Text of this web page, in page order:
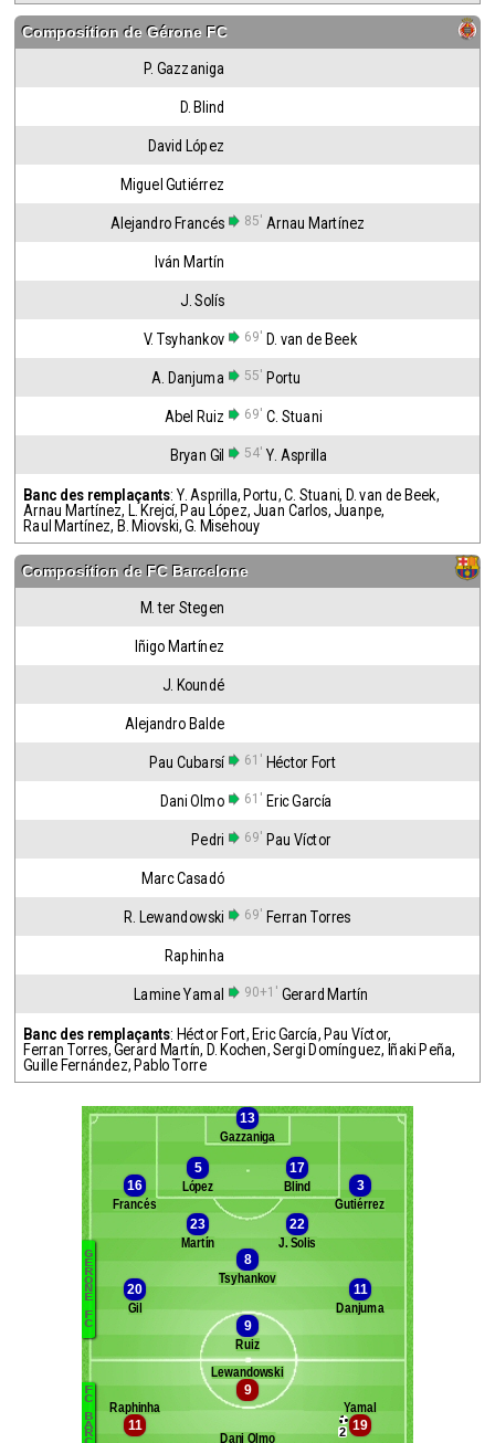
Composition deGérone FC
P. Gazzaniga
D. Blind
David López
Miguel Gutiérrez
Alejandro Francés 85' Arnau Martínez
Iván Martín
J. Solís
V. Tsyhankov 69' D. van de Beek
A. Danjuma 55' Portu
Abel Ruiz 69' C. Stuani
Bryan Gil 54' Y. Asprilla
Banc des remplaçants: Y. Asprilla, Portu,C. Stuani, D. van de Beek,
Arnau Martínez, L. Krejcí, Pau López,Juan Carlos,Juanpe,
Raul Martínez, B. Miovski,G. Misehouy
Composition de FC Barcelone
M. ter Stegen
Iñigo Martínez
J. Koundé
Alejandro Balde
Pau Cubarsí 61' Héctor Fort
Dani Olmo 61' Eric García
Pedri 69' Pau Víctor
Marc Casadó
R. Lewandowski 69' Ferran Torres
Raphinha
Lamine Yamal 90+1' Gerard Martín
Banc des remplaçants: Héctor Fort, Eric García, Pau Víctor,
Ferran Torres,Gerard Martín, D. Kochen,Sergi Domínguez, Iñaki Peña,
Guille Fernández, Pablo Torre